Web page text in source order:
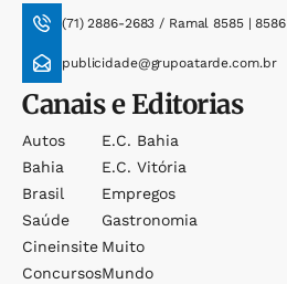
(71) 2886-2683 / Ramal 8585 | 8586
publicidade@grupoatarde.com.br
Canais e Editorias
Autos
Bahia
Brasil
Saúde
Cineinsite
Concursos
E.c. Bahia
E.c. Vitória
Empregos
Gastronomia
Muito
Mundo